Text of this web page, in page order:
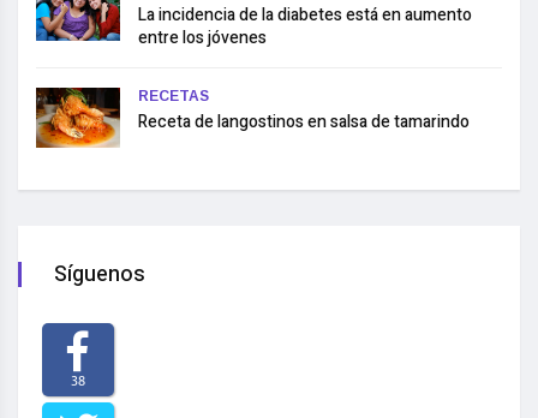
La incidencia de la diabetes está en aumento
entre los jóvenes
RECETAS
Receta de langostinos en salsa de tamarindo
Síguenos
38